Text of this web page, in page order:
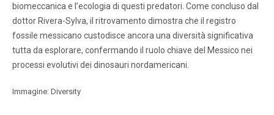
biomeccanica e l’ecologia di questi predatori. Come concluso dal
dottor Rivera-Sylva, il ritrovamento dimostra che il registro
fossile messicano custodisce ancora una diversità significativa
tutta da esplorare, confermando il ruolo chiave del Messico nei
processi evolutivi dei dinosauri nordamericani.
Immagine: Diversity